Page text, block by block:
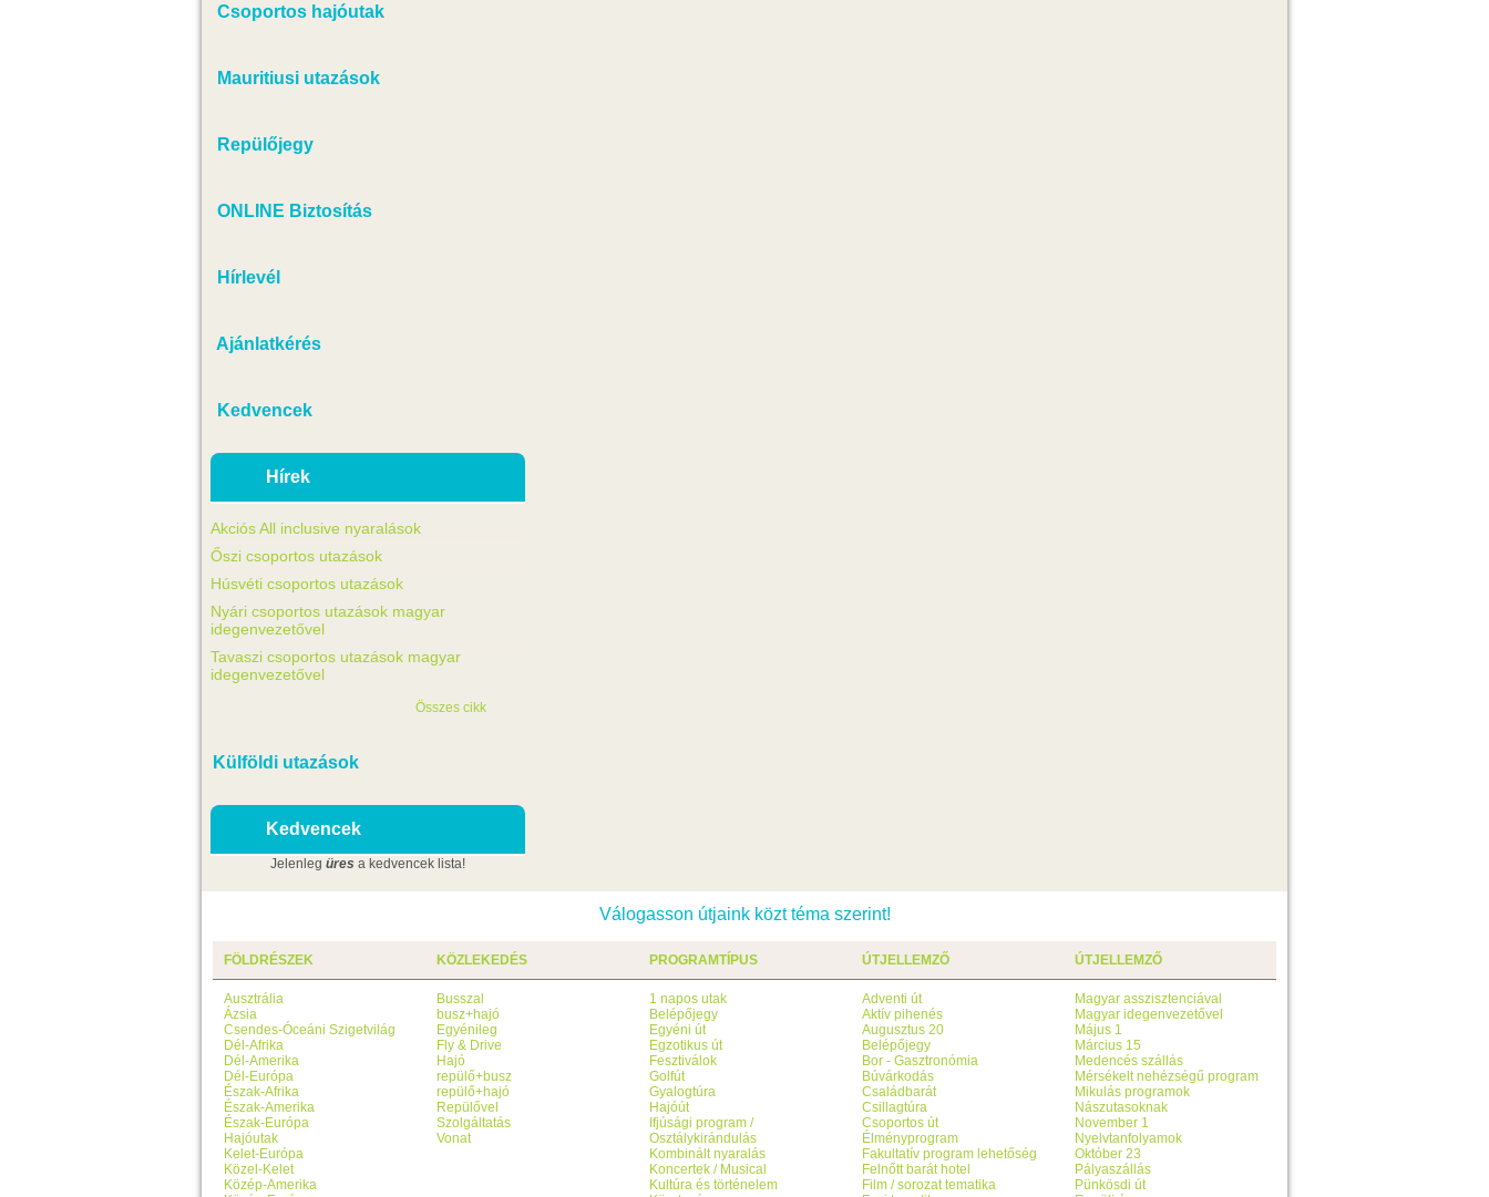
Csoportos hajóutak
Mauritiusi utazások
Repülőjegy
ONLINE Biztosítás
Hírlevél
Ajánlatkérés
Kedvencek
Hírek
Akciós All inclusive nyaralások
Őszi csoportos utazások
Húsvéti csoportos utazások
Nyári csoportos utazások magyar
idegenvezetővel
Tavaszi csoportos utazások magyar
idegenvezetővel
Összes cikk
Külföldi utazások
Kedvencek
Jelenleg üres a kedvencek lista!
Válogasson útjaink közt téma szerint!
FÖLDRÉSZEK
Ausztrália
Ázsia
Csendes-Óceáni Szigetvilág
Dél-Afrika
Dél-Amerika
Dél-Európa
Észak-Afrika
Észak-Amerika
Észak-Európa
Hajóutak
Kelet-Európa
Közel-Kelet
Közép-Amerika
KÖZLEKEDÉS
Busszal
busz+hajó
Egyénileg
Fly & Drive
Hajó
repülő+busz
repülő+hajó
Repülővel
Szolgáltatás
Vonat
PROGRAMTÍPUS
1 napos utak
Belépőjegy
Egyéni út
Egzotikus út
Fesztiválok
Golfút
Gyalogtúra
Hajóút
Ifjúsági program /
Osztálykirándulás
Kombinált nyaralás
Koncertek / Musical
Kultúra és történelem
ÚTJELLEMZŐ
Adventi út
Aktív pihenés
Augusztus 20
Belépőjegy
Bor - Gasztronómia
Búvárkodás
Családbarát
Csillagtúra
Csoportos út
Élményprogram
Fakultatív program lehetőség
Felnőtt barát hotel
Film / sorozat tematika
ÚTJELLEMZŐ
Magyar asszisztenciával
Magyar idegenvezetővel
Május 1
Március 15
Medencés szállás
Mérsékelt nehézségű program
Mikulás programok
Nászutasoknak
November 1
Nyelvtanfolyamok
Október 23
Pályaszállás
Pünkösdi út